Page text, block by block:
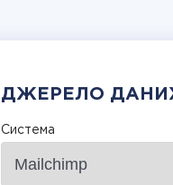
ДЖЕРЕЛО
Система